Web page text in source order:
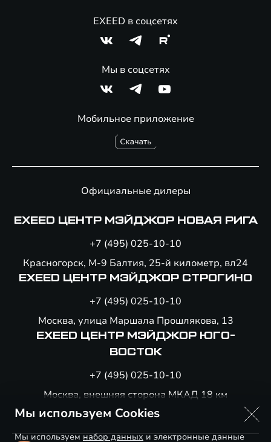
Мобильное приложение
EXEED в соцсетях
Мы в соцсетях
Официальные дилеры
EXEED ЦЕНТР МЭЙДЖОР НОВАЯ РИГА
+7 (495) 025-10-10
Красногорск, М-9 Балтия, 25-й километр, вл24
EXEED ЦЕНТР МЭЙДЖОР СТРОГИНО
+7 (495) 025-10-10
Москва, улица Маршала Прошлякова, 13
EXEED ЦЕНТР МЭЙДЖОР ЮГО-
ВОСТОК
+7 (495) 025-10-10
Москва, внешняя сторона МКАД 18 км
Мы используем Cookies
Мы используемнабор данныхи электронные данные